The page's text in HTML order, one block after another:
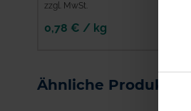
zzgl. MwSt.
0,78 € / kg
Ähnliche Produkte